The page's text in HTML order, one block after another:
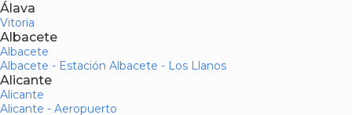
Álava
Vitoria
Albacete
Albacete
Albacete - Estación Albacete - Los Llanos
Alicante
Alicante
Alicante - Aeropuerto